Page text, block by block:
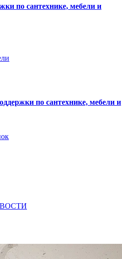
по сантехнике, мебели и
по сантехнике, мебели и